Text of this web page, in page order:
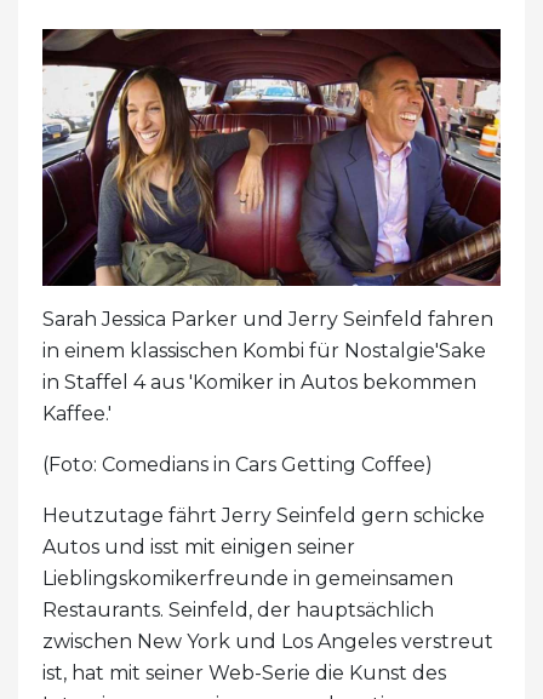
Sarah Jessica Parker und Jerry Seinfeld fahren
in einem klassischen Kombi für Nostalgie'Sake
in Staffel 4 aus 'Komiker in Autos bekommen
Kaffee.'
(Foto: Comedians in Cars Getting Coffee)
Heutzutage fährt Jerry Seinfeld gern schicke
Autos und isst mit einigen seiner
Lieblingskomikerfreunde in gemeinsamen
Restaurants. Seinfeld, der hauptsächlich
zwischen New York und Los Angeles verstreut
ist, hat mit seiner Web-Serie die Kunst des